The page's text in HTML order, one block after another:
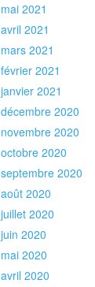
mai 2021
avril 2021
mars 2021
février 2021
janvier 2021
décembre 2020
novembre 2020
octobre 2020
septembre 2020
août 2020
juillet 2020
juin 2020
mai 2020
avril 2020